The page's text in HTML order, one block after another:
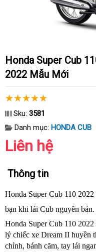
Honda Super Cub 110 Nhập Khẩu Chính Ngạch
2022 Mẫu Mới
Sku: 3581
Danh mục: HONDA CUB
Liên hệ
Thông tin
Honda Super Cub 110
bạn khi lái Cub nguyên bản.
Honda Super Cub 110
lý chiếc xe Dream II huyền
chỉnh, bánh căm, tay lái